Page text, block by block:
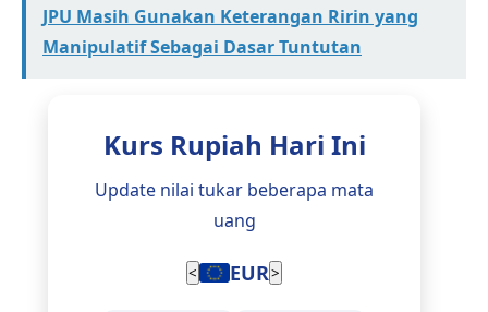
JPU Masih Gunakan Keterangan Ririn yang
Manipulatif Sebagai Dasar Tuntutan
Kurs Rupiah Hari Ini
Update nilai tukar beberapa mata
uang
< EUR>